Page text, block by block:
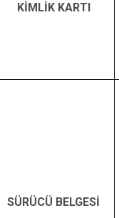
KİMLİK KARTI
SÜRÜCÜ BELGESİ